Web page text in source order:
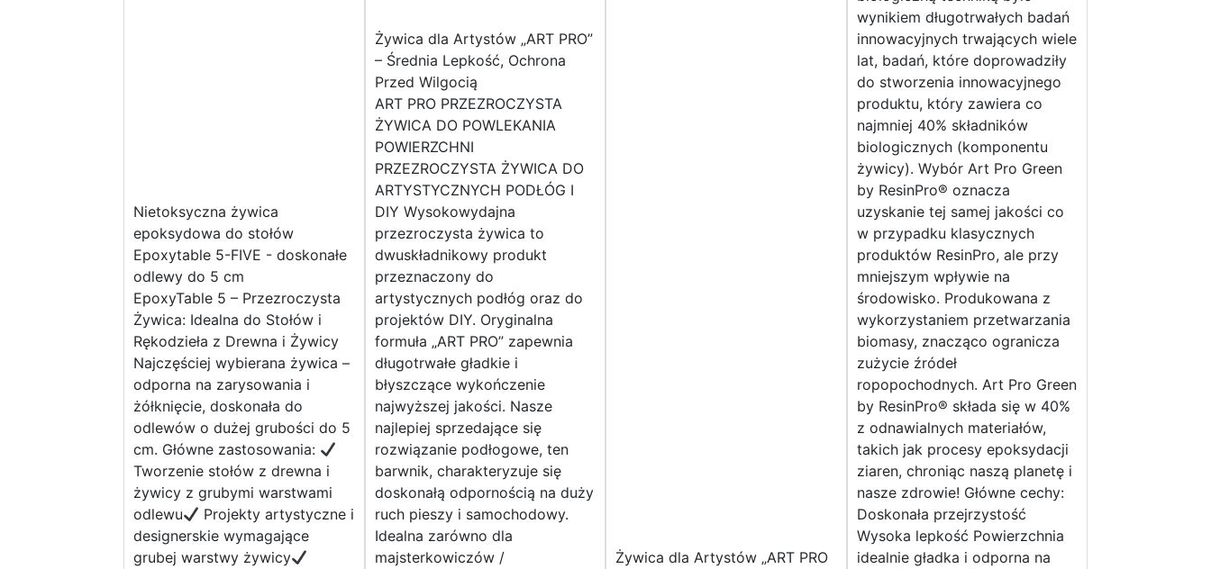
Nietoksyczna żywica
epoksydowa do stołów
Epoxytable 5-FIVE - doskonałe
odlewy do 5 cm
EpoxyTable 5 – Przezroczysta
Żywica: Idealna do Stołów i
Rękodzieła z Drewna i Żywicy
Najczęściej wybierana żywica –
odporna na zarysowania i
żółknięcie, doskonała do
odlewów o dużej grubości do 5
cm. Główne zastosowania:
Tworzenie stołów z drewna i
żywicy z grubymi warstwami
odlewu
Projekty artystyczne i
designerskie wymagające
grubej warstwy żywicy
Żywica dla Artystów „ART PRO”
– Średnia Lepkość, Ochrona
Przed Wilgocią
ART PRO PRZEZROCZYSTA
ŻYWICA DO POWLEKANIA
POWIERZCHNI
PRZEZROCZYSTA ŻYWICA DO
ARTYSTYCZNYCH PODŁÓG I
DIY Wysokowydajna
przezroczysta żywica to
dwuskładnikowy produkt
przeznaczony do
artystycznych podłóg oraz do
projektów DIY. Oryginalna
formuła „ART PRO” zapewnia
długotrwałe gładkie i
błyszczące wykończenie
najwyższej jakości. Nasze
najlepiej sprzedające się
rozwiązanie podłogowe, ten
barwnik, charakteryzuje się
doskonałą odpornością na duży
ruch pieszy i samochodowy.
Idealna zarówno dla
majsterkowiczów /
Żywica dla Artystów „ART PRO
wynikiem długotrwałych badań
innowacyjnych trwających wiele
lat, badań, które doprowadziły
do stworzenia innowacyjnego
produktu, który zawiera co
najmniej 40% składników
biologicznych (komponentu
żywicy). Wybór Art Pro Green
by ResinPro® oznacza
uzyskanie tej samej jakości co
w przypadku klasycznych
produktów ResinPro, ale przy
mniejszym wpływie na
środowisko. Produkowana z
wykorzystaniem przetwarzania
biomasy, znacząco ogranicza
zużycie źródeł
ropopochodnych. Art Pro Green
by ResinPro® składa się w 40%
z odnawialnych materiałów,
takich jak procesy epoksydacji
ziaren, chroniąc naszą planetę i
nasze zdrowie! Główne cechy:
Doskonała przejrzystość
Wysoka lepkość Powierzchnia
idealnie gładka i odporna na